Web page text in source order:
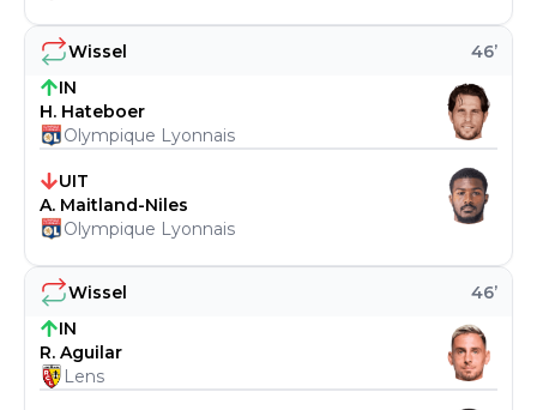
Wissel 46’
IN
R. Aguilar
Lens
Wissel 46’
IN
H. Hateboer
Olympique Lyonnais
UIT
A. Maitland-Niles
Olympique Lyonnais